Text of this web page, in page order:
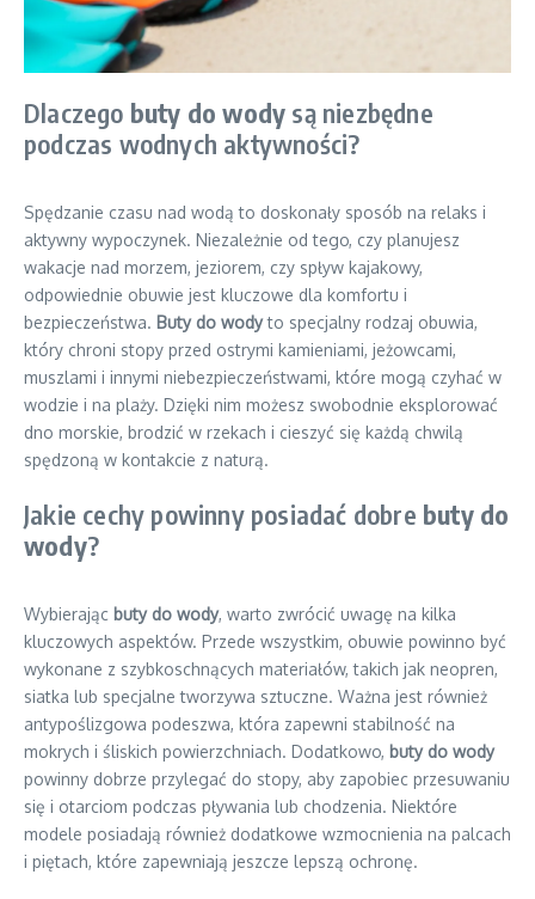
Dlaczego buty do wody są niezbędne
podczas wodnych aktywności?
Spędzanie czasu nad wodą to doskonały sposób na relaks i
aktywny wypoczynek. Niezależnie od tego, czy planujesz
wakacje nad morzem, jeziorem, czy spływ kajakowy,
odpowiednie obuwie jest kluczowe dla komfortu i
bezpieczeństwa. Buty do wodyto specjalny rodzaj obuwia,
który chroni stopy przed ostrymi kamieniami, jeżowcami,
muszlami i innymi niebezpieczeństwami, które mogą czyhać w
wodzie i na plaży. Dzięki nim możesz swobodnie eksplorować
dno morskie, brodzić w rzekach i cieszyć się każdą chwilą
spędzoną w kontakcie z naturą.
Jakie cechy powinny posiadać dobre buty do
wody?
Wybierając buty do wody, warto zwrócić uwagę na kilka
kluczowych aspektów. Przede wszystkim, obuwie powinno być
wykonane z szybkoschnących materiałów, takich jak neopren,
siatka lub specjalne tworzywa sztuczne. Ważna jest również
antypoślizgowa podeszwa, która zapewni stabilność na
mokrych i śliskich powierzchniach. Dodatkowo, buty do wody
powinny dobrze przylegać do stopy, aby zapobiec przesuwaniu
się i otarciom podczas pływania lub chodzenia. Niektóre
modele posiadają również dodatkowe wzmocnienia na palcach
i piętach, które zapewniają jeszcze lepszą ochronę.